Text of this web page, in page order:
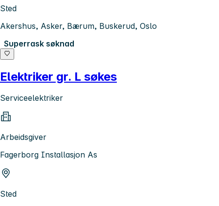
Sted
Akershus, Asker, Bærum, Buskerud, Oslo
Superrask søknad
Elektriker gr. L søkes
Serviceelektriker
Arbeidsgiver
Fagerborg Installasjon As
Sted